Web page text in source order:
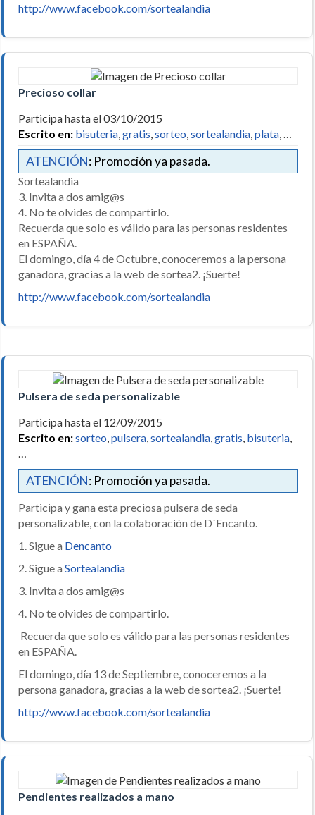
http://www.facebook.com/sortealandia
Precioso collar
Participa hasta el 03/10/2015
Escrito en: bisuteria,gratis,sorteo,sortealandia,plata, …
ATENCIÓN: Promoción ya pasada.
Sortealandia
3. Invita a dos amig@s
4. No te olvides de compartirlo.
Recuerda que solo es válido para las personas residentes
en ESPAÑA.
El domingo, día 4 de Octubre, conoceremos a la persona
ganadora, gracias a la web de sortea2. ¡Suerte!
http://www.facebook.com/sortealandia
Pulsera de seda personalizable
Participa hasta el 12/09/2015
Escrito en:sorteo,pulsera,sortealandia,gratis, bisuteria,
…
ATENCIÓN: Promoción ya pasada.
Participa y gana esta preciosa pulsera de seda
personalizable, con la colaboración de D´Encanto.
1. Sigue a Dencanto
2. Sigue a Sortealandia
3. Invita a dos amig@s
4. No te olvides de compartirlo.
Recuerda que solo es válido para las personas residentes
en ESPAÑA.
El domingo, día 13 de Septiembre, conoceremos a la
persona ganadora, gracias a la web de sortea2. ¡Suerte!
http://www.facebook.com/sortealandia
Pendientes realizados a mano